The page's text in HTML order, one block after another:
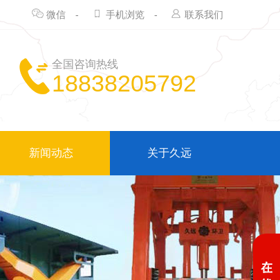
微信 - 手机浏览 - 联系我们
全国咨询热线
18838205792
新闻动态 关于久远